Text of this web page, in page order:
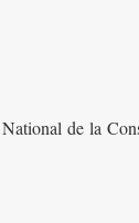
de la